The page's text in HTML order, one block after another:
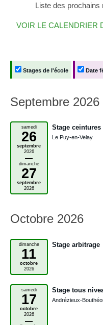
Liste des prochains
VOIR LE CALENDRIER
Stages de l'école Date
Septembre 2026
samedi
26
septembre
2026
–
dimanche
27
septembre
2026
Stage
Le Puy-en-Velay
Octobre 2026
dimanche
11
octobre
2026
Stage arbitrage
samedi
17
octobre
2026
–
Stage tous
Andrézieux-